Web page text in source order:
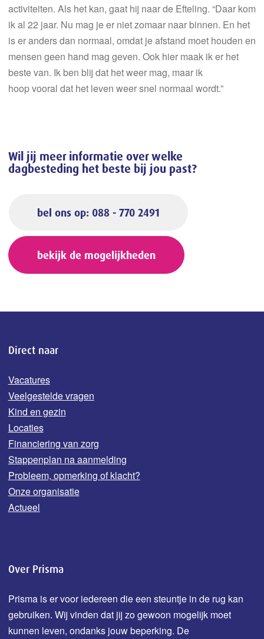
activiteiten. Als het kan, gaat hij naarde Efteling. “Daar kom
ik al 22 jaar. Nu mag je er niet zomaar naar binnen. En het
is er anders dan normaal, omdatje afstand moet houden en
mensen geen hand mag geven. Ook hiermaak iker het
beste van. Ikben blij dat het weer mag, maar ik
hoopvooral dat het leven weer snel normaal wordt.”
Wil jij meer informatie over welke
dagbesteding het beste bij jou past?
bel ons op: 088 - 770 2491
bekijk de mogelijkheden
Direct naar
Vacatures
Veelgestelde vragen
Kind en gezin
Locaties
Financiering van zorg
Stappenplan na aanmelding
Probleem, opmerking of klacht?
Onze organisatie
Actueel
Over Prisma
Prisma is er voor iedereen die een steuntje in de rug kan
gebruiken. Wij vinden dat jij zo gewoon mogelijk moet
kunnen leven, ondanks jouw beperking. De